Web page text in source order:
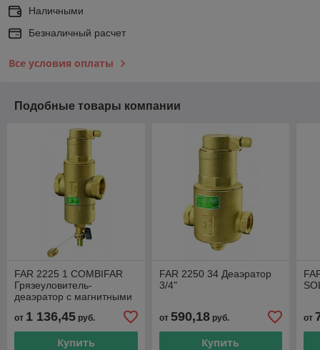
Наличными
Безналичный расчет
Все условия оплаты
Подобные товары компании
FAR 2225 1 COMBIFAR
Грязеуловитель-
деаэратор с магнитными
от 1 136,45 руб.
Купить
FAR 2250 34 Деаэратор
3/4"
от 590,18руб.
Купить
от